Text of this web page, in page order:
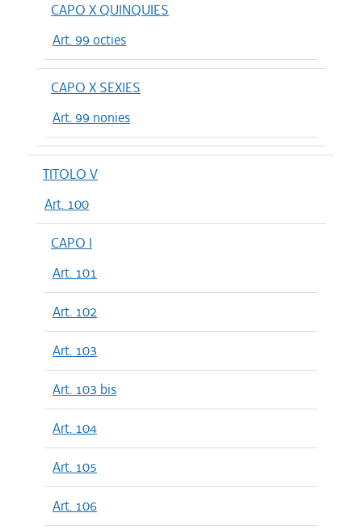
CAPO X QUINQUIES
Art. 99 octies
CAPO X SEXIES
Art. 99 nonies
TITOLO V
Art. 100
CAPO I
Art. 101
Art. 102
Art. 103
Art. 103 bis
Art. 104
Art. 105
Art. 106